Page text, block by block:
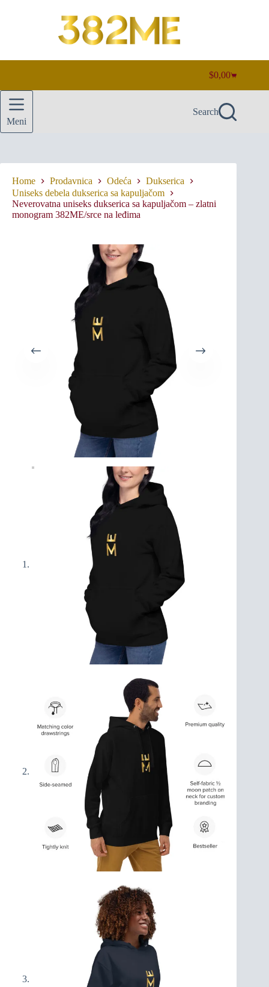
Shopping
cart
$0,00
Meni
Search
Home Prodavnica Odeća
Dukserica
Uniseks debela dukserica sa kapuljačom
Neverovatna uniseks dukserica sa kapuljačom – zlatni
monogram 382ME/srce na leđima